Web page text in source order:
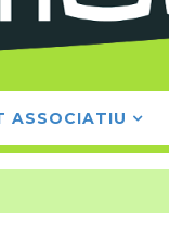
ASSOCIATIU